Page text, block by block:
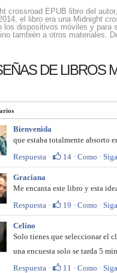
crossroad EPUB libro del
el libro era una Midnight
los dispositivos móviles y para
también a otros materiales.
DE LIBROS
Bienvenida
que estaba totalmente absorto
Respuesta · 14 · Como ·
Graciana
Me encanta este libro y esta
Respuesta · 19 · Como ·
Celino
Solo tienes que seleccionar el
una encuesta solo se tarda 5
Respuesta · 11 · Como ·